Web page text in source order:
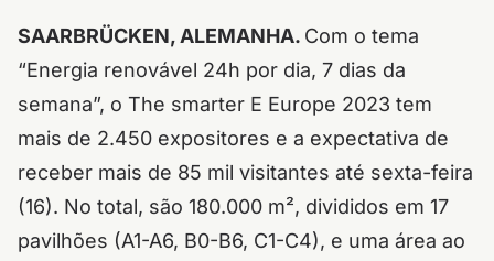
SAARBRÜCKEN, ALEMANHA. Com o tema
“Energia renovável 24h por dia, 7 dias da
semana”, o The smarter E Europe 2023 tem
mais de 2.450 expositores e a expectativa de
receber mais de 85 mil visitantes até sexta-feira
(16). No total, são 180.000 m², divididos em 17
pavilhões (A1-A6, B0-B6, C1-C4), e uma área ao